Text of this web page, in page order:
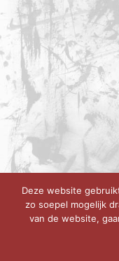
Deze website
zo soepel mogelijk
van de website,